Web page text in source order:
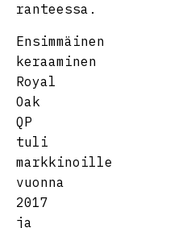
ranteessa.
Ensimmäinen
keraaminen
Royal
Oak
QP
tuli
markkinoille
vuonna
2017
ja